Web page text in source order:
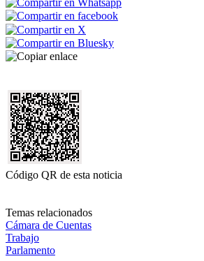
Código QR de esta noticia
Temas relacionados
Cámara de Cuentas
Trabajo
Parlamento